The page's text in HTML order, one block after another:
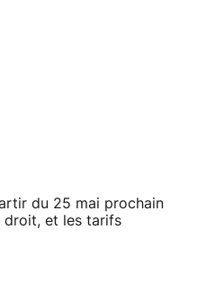
du 25 mai prochain
droit, et les tarifs